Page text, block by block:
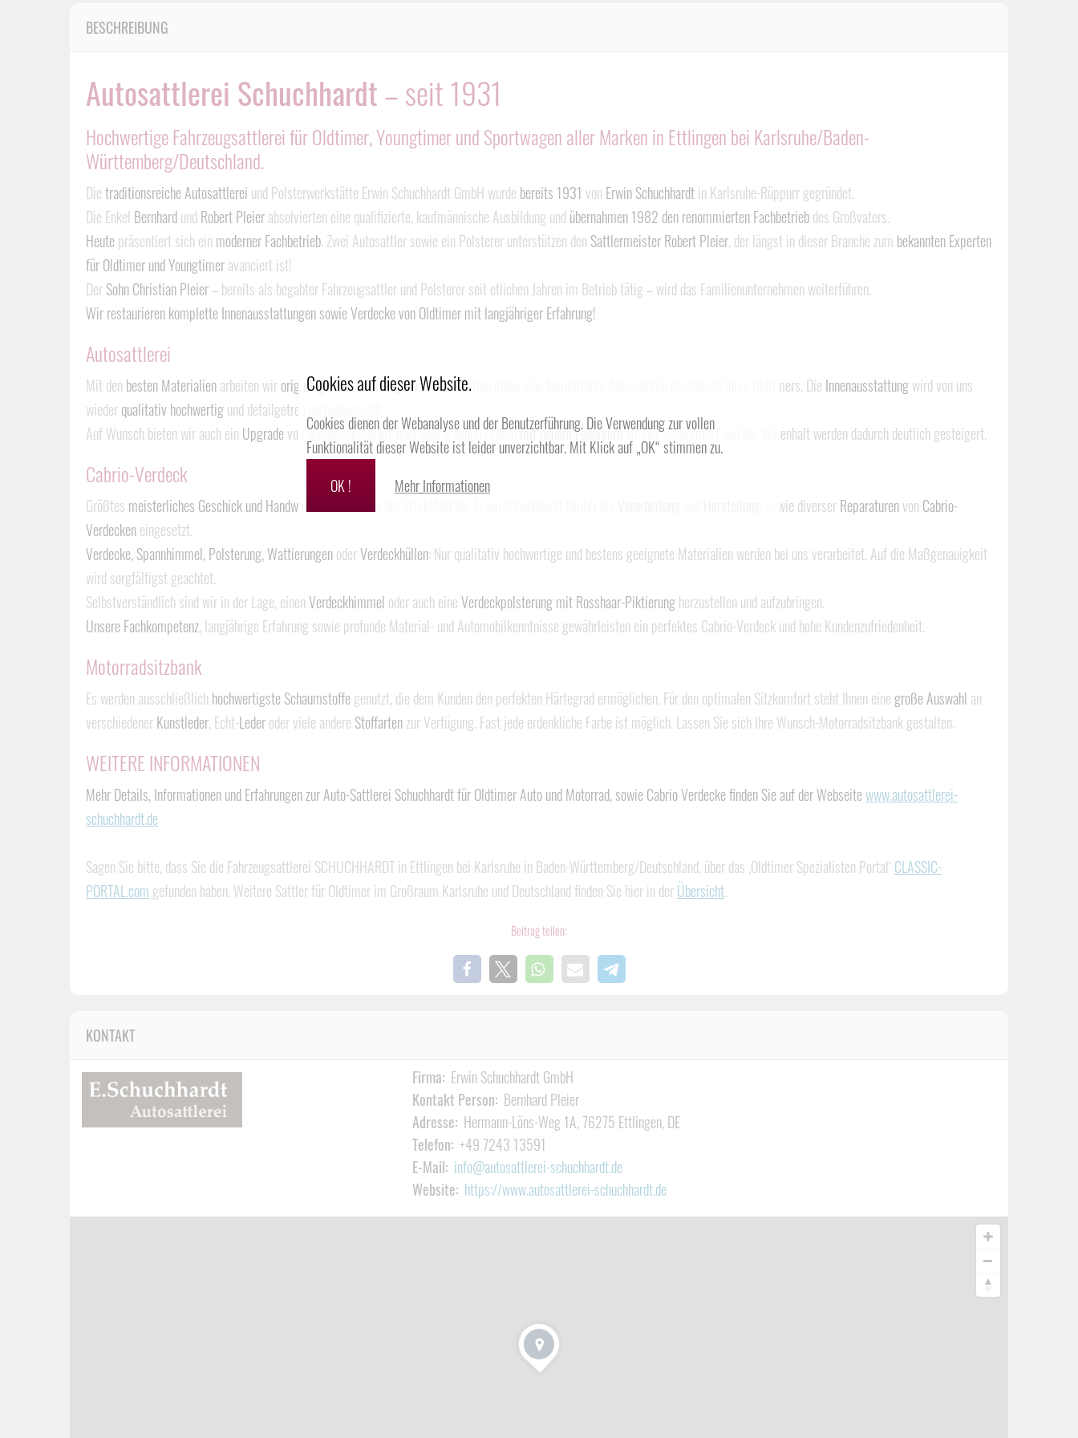
Cookies auf dieser Website.
Cookies dienen der Webanalyse und der Benutzerführung. Die Verwendung zur vollen
Funktionalität dieser Website ist leider unverzichtbar. Mit Klick auf „OK“ stimmen zu.
OK !
Mehr Informationen
BESCHREIBUNG
Autosattlerei Schuchhardt– seit 1931
Hochwertige Fahrzeugsattlerei für Oldtimer, Youngtimer und Sportwagen aller Marken in Ettlingen bei Karlsruhe/Baden-
Württemberg/Deutschland.
Dietraditionsreiche Autosattlerei und Polsterwerkstätte Erwin Schuchhardt GmbH wurde bereits 1931 von Erwin Schuchhardtin Karlsruhe-Rüppurr gegründet.
Die Enkel Bernhardund Robert Pleierabsolvierten eine qualifizierte, kaufmännische Ausbildung und übernahmen 1982 den renommierten Fachbetriebdes Großvaters.
Heutepräsentiert sich ein moderner Fachbetrieb. Zwei Autosattler sowie ein Polsterer unterstützen den Sattlermeister Robert Pleier, der längst in dieser Branche zum bekannten Experten
für Oldtimer und Youngtimeravanciert ist!
DerSohn Christian Pleier– bereits als begabter Fahrzeugsattler und Polsterer seit etlichen Jahren im Betrieb tätig – wird das Familienunternehmen weiterführen.
Wir restaurieren komplette Innenausstattungen sowie Verdecke von Oldtimer mit langjähriger Erfahrung!
Autosattlerei
Mit den besten Materialienarbeiten wiroriginalgetreuundmaßgenau. Wir schaffen Ihnen eine komfortable Atmosphäre im Inneren Ihres Oldtimers. Die Innenausstattungwird von uns
wiederqualitativ hochwertigund detailgetreu instandgesetzt.
Auf Wunsch bieten wir auch ein Upgradevon durchgesessenen, oder gebrochenen Federnmit neuem Federkernan. Der Sitzkomfort und der Seitenhalt werden dadurch deutlich gesteigert.
Cabrio-Verdeck
Größtes meisterliches Geschick und Handwerkskunst , sowie diverserReparaturenvon Cabrio-
Verdeckeneingesetzt.
Verdecke, Spannhimmel, Polsterung, WattierungenoderVerdeckhüllen: Nur qualitativ hochwertige und bestens geeignete Materialien werden bei uns verarbeitet. Auf die Maßgenauigkeit
wird sorgfältigst geachtet.
Selbstverständlich sind wir in der Lage, einenVerdeckhimmel oder auch eineVerdeckpolsterung mit Rosshaar-Piktierungherzustellen und aufzubringen.
Unsere Fachkompetenz, langjährige Erfahrung sowie profunde Material- und Automobilkenntnisse gewährleisten ein perfektes Cabrio-Verdeck und hohe Kundenzufriedenheit.
Motorradsitzbank
Es werden ausschließlich hochwertigste Schaumstoffegenutzt, die dem Kunden den perfekten Härtegrad ermöglichen. Für den optimalen Sitzkomfort steht Ihnen eine große Auswahl an
verschiedenerKunstleder, Echt-Lederoder viele andere Stoffartenzur Verfügung. Fast jede erdenkliche Farbe ist möglich. Lassen Sie sich Ihre Wunsch-Motorradsitzbank gestalten.
WEITERE INFORMATIONEN
Mehr Details, Informationen und Erfahrungen zur Auto-Sattlerei Schuchhardt für Oldtimer Auto und Motorrad, sowie Cabrio Verdecke finden Sie auf der Webseitewww.autosattlerei-
schuchhardt.de
Sagen Sie bitte, dass Sie die Fahrzeugsattlerei SCHUCHHARDT in Ettlingen bei Karlsruhe in Baden-Württemberg/Deutschland, über das ‚Oldtimer Spezialisten Portal‘ CLASSIC-
PORTAL.com gefunden haben. Weitere Sattler für Oldtimer im Großraum Karlsruhe und Deutschland finden Sie hier in derÜbersicht.
Beitrag teilen:
KONTAKT
Firma: Erwin Schuchhardt GmbH
Kontakt Person: Bernhard Pleier
Adresse: Hermann-Löns-Weg 1A, 76275 Ettlingen, DE
Telefon: +49 7243 13591
E-Mail: info@autosattlerei-schuchhardt.de
Website: https://www.autosattlerei-schuchhardt.de